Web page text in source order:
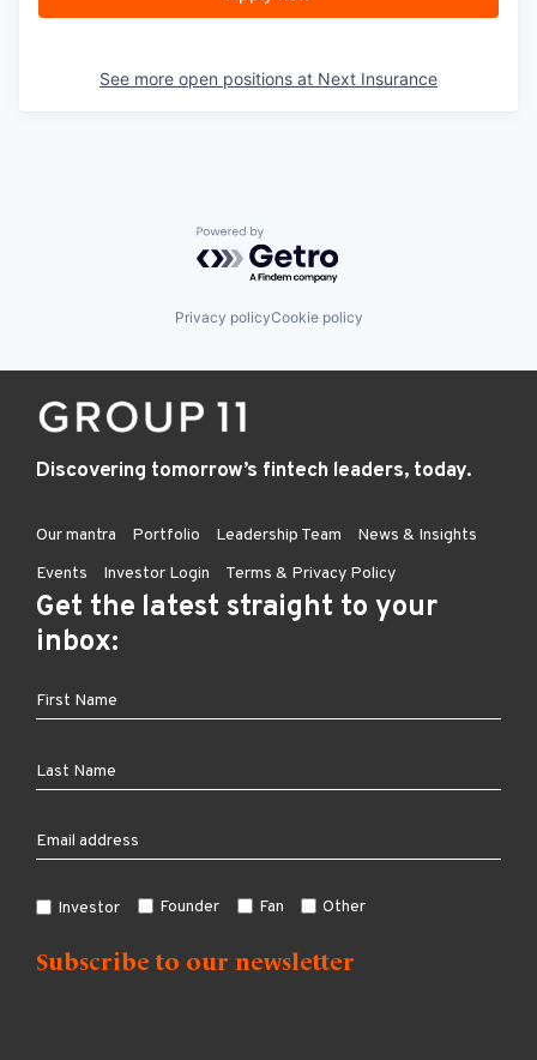
See more open positions at Next Insurance
Powered by Getro.com
Privacy policyCookie policy
Discovering tomorrow’s fintech leaders, today.
Our mantra Portfolio Leadership Team
News & Insights
Events
Investor Login Terms & Privacy Policy
Get the latest straight to your
inbox:
Investor Founder Fan Other